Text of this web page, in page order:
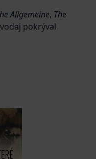
Allgemeine, The
pokrýval